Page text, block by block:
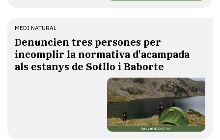
MEDI NATURAL
Denuncien tres persones per
incomplir la normativa d'acampada
als estanys de Sotllo i Baborte